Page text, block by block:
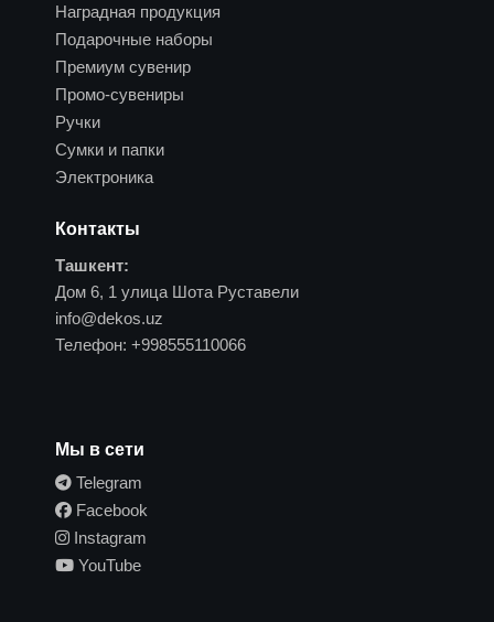
Наградная продукция
Подарочные наборы
Премиум сувенир
Промо-сувениры
Ручки
Сумки и папки
Электроника
Контакты
Ташкент:
Дом 6, 1 улица Шота Руставели
info@dekos.uz
Телефон: +998555110066
Мы в сети
Telegram
Facebook
Instagram
YouTube